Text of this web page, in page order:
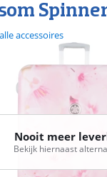
accessoires
Nooit meer
Bekijk hiernaast